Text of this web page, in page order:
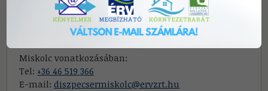
Központi hibabejelentés 0-tól 24 óráig: Telefon:
224-242/ 1-es menüpont
diszpecser@ervzrt.hu
Miskolc vonatkozásában:
Tel: +36 46 519 366
E-mail:diszpecsermiskolc@ervzrt.hu